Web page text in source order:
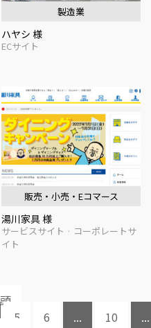
製造業
ハヤシ 様
ECサイト
販売・小売・Eコマース
湯川家具 様
サービスサイト · コーポレートサ
イト
5 6 ... 10
...